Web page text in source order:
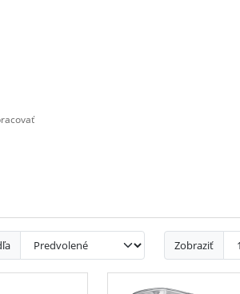
Zobraziť